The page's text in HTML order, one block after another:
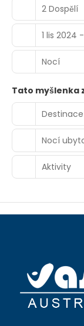
2 Dospělí
1 lis 2024
Nocí
Tato myšlenka
Destinace
Nocí
Aktivity